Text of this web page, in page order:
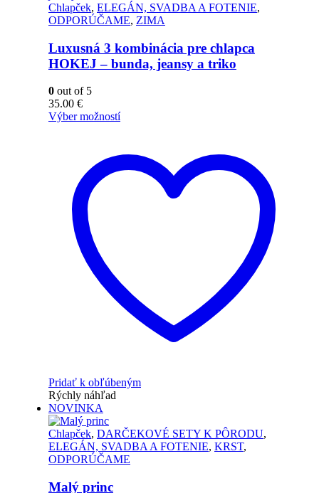
Chlapček, ELEGÁN, SVADBA A FOTENIE,
ODPORÚČAME, ZIMA
Luxusná 3 kombinácia pre chlapca
HOKEJ – bunda, jeansy a triko
0 out of 5
35.00 €
Výber možností
Pridať k obľúbeným
Rýchly náhľad
NOVINKA
Chlapček, DARČEKOVÉ SETY K PÔRODU,
ELEGÁN, SVADBA A FOTENIE, KRST,
ODPORÚČAME
Malý princ